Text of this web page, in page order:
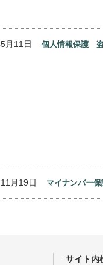
5月11日 個人情報保護
11月19日 マイナンバー
サイト内